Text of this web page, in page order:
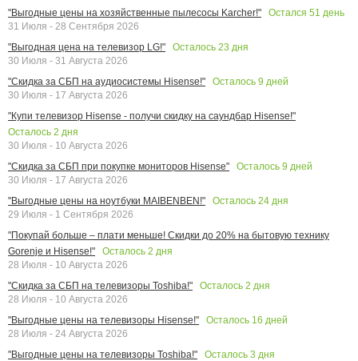
"Выгодные цены на хозяйственные пылесосы Karcher!"
Остался 51 день
31 Июля - 28 Сентября 2026
"Выгодная цена на телевизор LG!"
Осталось 23 дня
30 Июля - 31 Августа 2026
"Скидка за СБП на аудиосистемы Hisense!"
Осталось 9 дней
30 Июля - 17 Августа 2026
"Купи телевизор Hisense - получи скидку на саундбар Hisense!"
Осталось 2 дня
30 Июля - 10 Августа 2026
"Скидка за СБП при покупке мониторов Hisense"
Осталось 9 дней
30 Июля - 17 Августа 2026
"Выгодные цены на ноутбуки MAIBENBEN!"
Осталось 24 дня
29 Июля - 1 Сентября 2026
"Покупай больше – плати меньше! Скидки до 20% на бытовую технику
Gorenje и Hisense!"
Осталось 2 дня
28 Июля - 10 Августа 2026
"Скидка за СБП на телевизоры Toshiba!"
Осталось 2 дня
28 Июля - 10 Августа 2026
"Выгодные цены на телевизоры Hisense!"
Осталось 16 дней
28 Июля - 24 Августа 2026
"Выгодные цены на телевизоры Toshiba!"
Осталось 3 дня